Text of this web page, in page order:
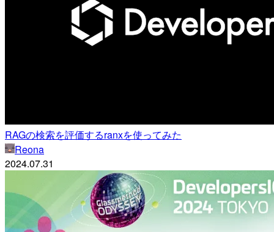
RAGの検索を評価するranxを使ってみた
Reona
2024.07.31